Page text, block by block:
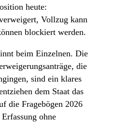
heute:
Vollzug kann
blockiert werden.
beim Einzelnen. Die
die
sind ein klares
dem Staat das
die Fragebögen 2026
ohne